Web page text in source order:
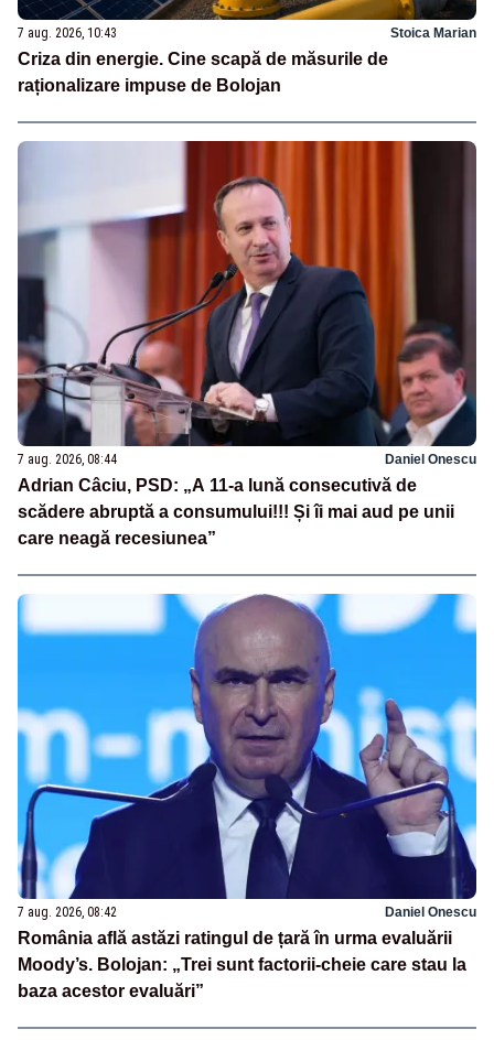
7 aug. 2026, 10:43 Stoica Marian
Criza din energie. Cine scapă de măsurile de
raționalizare impuse de Bolojan
7 aug. 2026, 08:44 Daniel Onescu
Adrian Câciu, PSD: „A 11-a lună consecutivă de
scădere abruptă a consumului!!! Și îi mai aud pe unii
care neagă recesiunea”
7 aug. 2026, 08:42 Daniel Onescu
România află astăzi ratingul de țară în urma evaluării
Moody’s. Bolojan: „Trei sunt factorii-cheie care stau la
baza acestor evaluări”